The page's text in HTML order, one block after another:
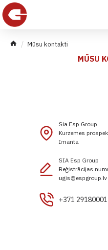
Mūsu kontakti
MŪSU
Sia Esp Group
Kurzemes
Imanta
SIA Esp Group
Reģistrācijas
ugis@espgroup.lv
+371 29180001